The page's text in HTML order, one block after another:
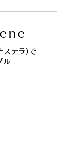
テラ)で
ル